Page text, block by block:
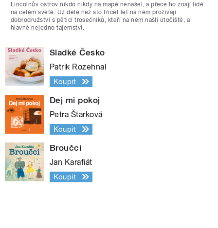
Lincolnův ostrov nikdo nikdy na mapě nenašel, a přece ho znají lidé
na celém světě. Už déle než sto třicet let na něm prožívají
dobrodružství s pěticí trosečníků, kteří na něm našli útočiště, a
hlavně nejedno tajemství.
Sladké Česko
Patrik Rozehnal
Koupit
Dej mi pokoj
Petra Štarková
Koupit
Broučci
Jan Karafiát
Koupit